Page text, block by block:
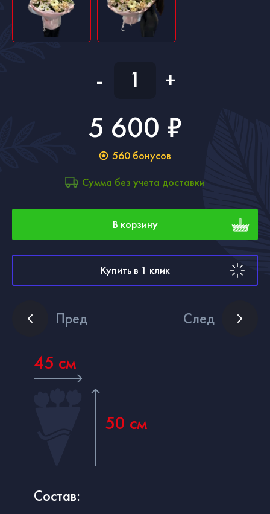
- +
5 600 ₽
560 бонусов
Сумма без учета доставки
В корзину
Купить в 1 клик
Пред След
45 см
50 см
Состав: